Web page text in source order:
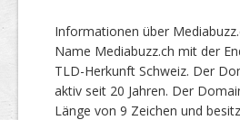
Informationen über
Name Mediabuzz.ch mit der
TLD-Herkunft Schweiz. Der
aktiv seit 20 Jahren. Der
Länge von 9 Zeichen und